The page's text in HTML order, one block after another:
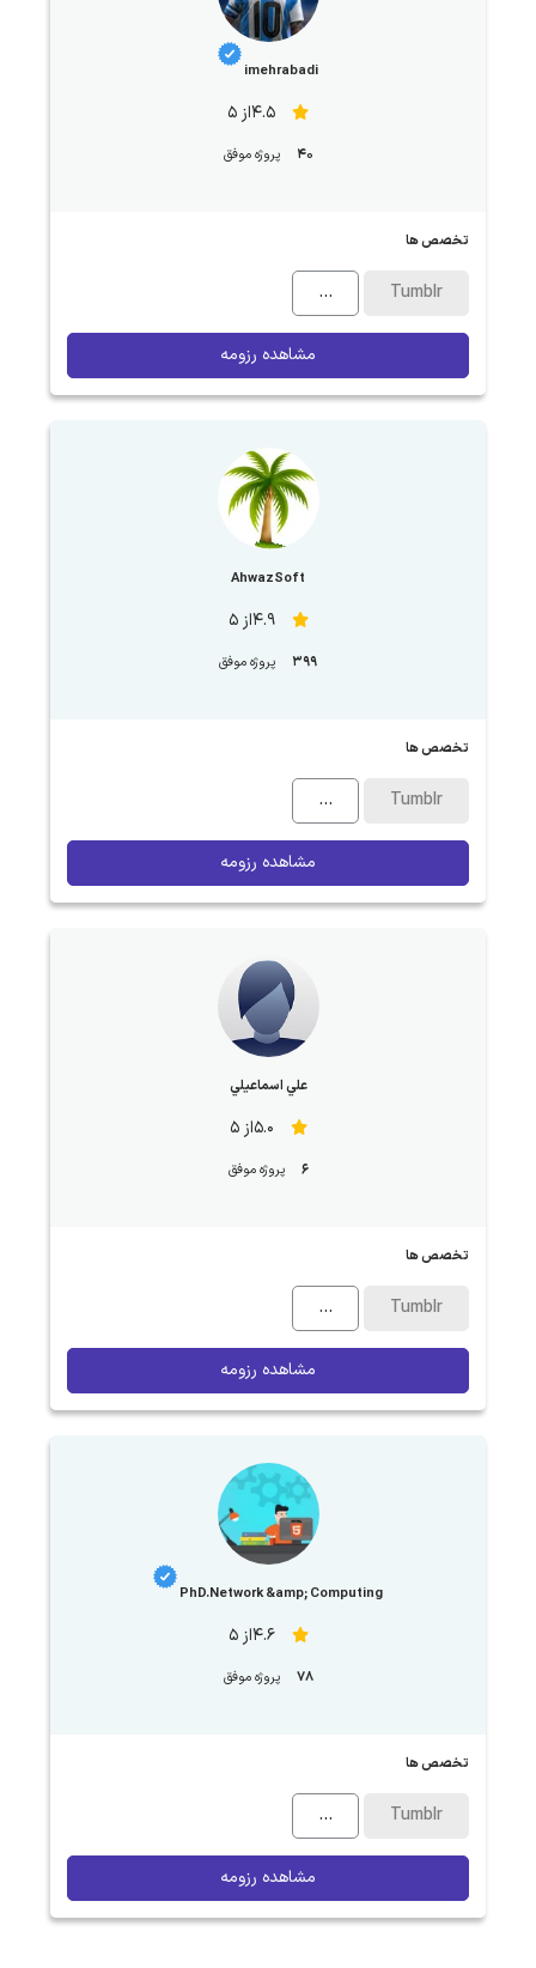
imehrabadi
4.5از 5
40 پروژه موفق
تخصص ها
Tumblr
...
مشاهده رزومه
AhwazSoft
4.9از 5
399 پروژه موفق
تخصص ها
Tumblr
...
مشاهده رزومه
علي اسماعيلي
5.0از 5
6 پروژه موفق
تخصص ها
Tumblr
...
مشاهده رزومه
PhD.Network &amp; Computing
4.6از 5
78 پروژه موفق
تخصص ها
Tumblr
...
مشاهده رزومه